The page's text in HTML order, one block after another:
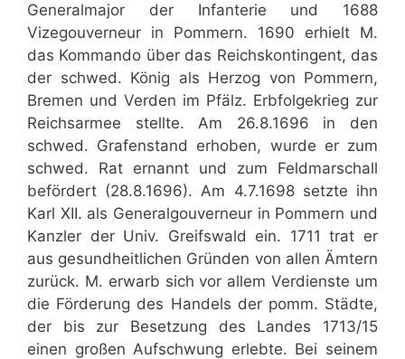
Generalmajor der Infanterie und 1688
Vizegouverneur in Pommern. 1690 erhielt M.
das Kommando über das Reichskontingent, das
der schwed. König als Herzog von Pommern,
Bremen und Verden im Pfälz. Erbfolgekrieg zur
Reichsarmee stellte. Am 26.8.1696 in den
schwed. Grafenstand erhoben, wurde er zum
schwed. Rat ernannt und zum Feldmarschall
befördert (28.8.1696). Am 4.7.1698 setzte ihn
Karl XII. als Generalgouverneur in Pommern und
Kanzler der Univ. Greifswald ein. 1711 trat er
aus gesundheitlichen Gründen von allen Ämtern
zurück. M. erwarb sich vor allem Verdienste um
die Förderung des Handels der pomm. Städte,
der bis zur Besetzung des Landes 1713/15
einen großen Aufschwung erlebte. Bei seinem